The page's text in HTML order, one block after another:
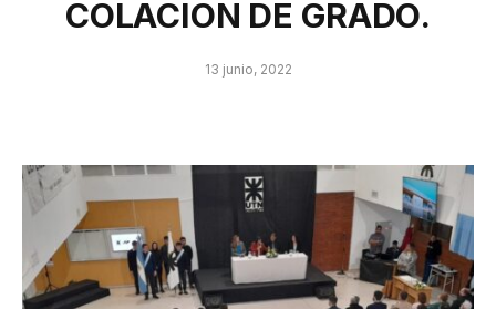
COLACIÓN DE GRADO.
13 junio, 2022